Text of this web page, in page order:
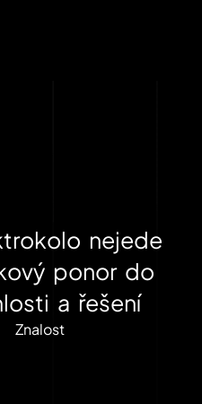
nejede
ponor do
a řešení
Znalost